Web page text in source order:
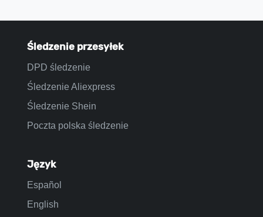
Śledzenie przesyłek
DPD śledzenie
Śledzenie Aliexpress
Śledzenie Shein
Poczta polska śledzenie
Język
Español
English